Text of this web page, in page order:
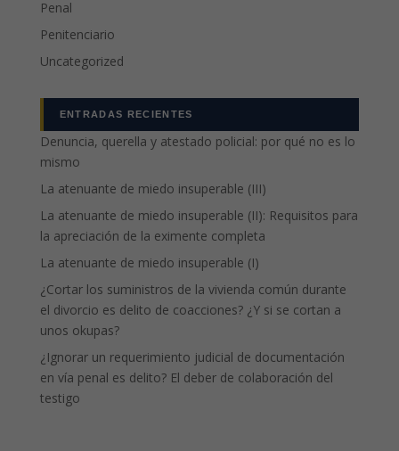
Penal
Penitenciario
Uncategorized
ENTRADAS RECIENTES
Denuncia, querella y atestado policial: por qué no es lo
mismo
La atenuante de miedo insuperable (III)
La atenuante de miedo insuperable (II): Requisitos para
la apreciación de la eximente completa
La atenuante de miedo insuperable (I)
¿Cortar los suministros de la vivienda común durante
el divorcio es delito de coacciones? ¿Y si se cortan a
unos okupas?
¿Ignorar un requerimiento judicial de documentación
en vía penal es delito? El deber de colaboración del
testigo